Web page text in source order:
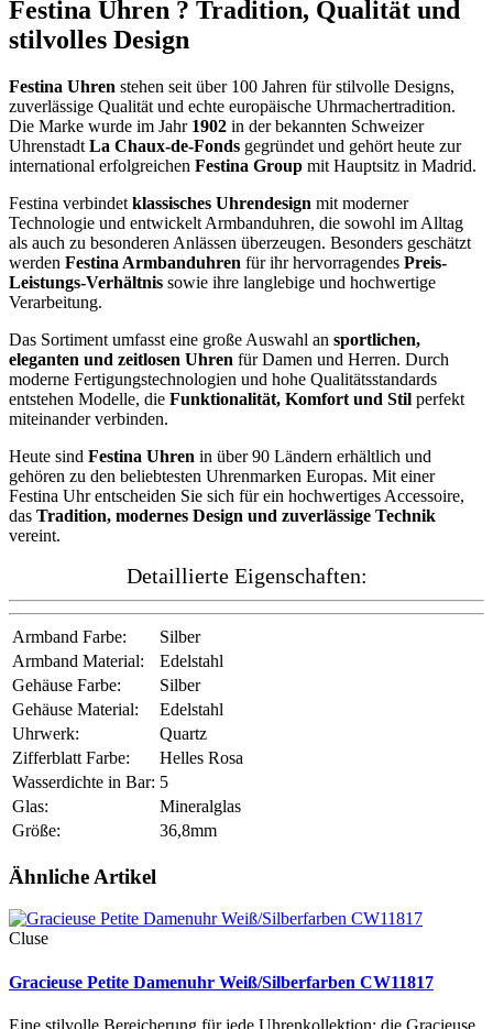
Festina Uhren ? Tradition, Qualität und
stilvolles Design
Festina Uhren stehen seit über 100 Jahren für stilvolle Designs,
zuverlässige Qualität und echte europäische Uhrmachertradition.
Die Marke wurde im Jahr 1902 in der bekannten Schweizer
Uhrenstadt La Chaux-de-Fonds gegründet und gehört heute zur
international erfolgreichen Festina Group mit Hauptsitz in Madrid.
Festina verbindet klassisches Uhrendesign mit moderner
Technologie und entwickelt Armbanduhren, die sowohl im Alltag
als auch zu besonderen Anlässen überzeugen. Besonders geschätzt
werden Festina Armbanduhren für ihr hervorragendes Preis-
Leistungs-Verhältnis sowie ihre langlebige und hochwertige
Verarbeitung.
Das Sortiment umfasst eine große Auswahl an sportlichen,
eleganten und zeitlosen Uhren für Damen und Herren. Durch
moderne Fertigungstechnologien und hohe Qualitätsstandards
entstehen Modelle, die Funktionalität, Komfort und Stil perfekt
miteinander verbinden.
Heute sind Festina Uhren in über 90 Ländern erhältlich und
gehören zu den beliebtesten Uhrenmarken Europas. Mit einer
Festina Uhr entscheiden Sie sich für ein hochwertiges Accessoire,
das Tradition, modernes Design und zuverlässige Technik
vereint.
Detaillierte Eigenschaften:
Armband Farbe:
Silber
Armband Material:
Edelstahl
Gehäuse Farbe:
Silber
Gehäuse Material:
Edelstahl
Uhrwerk:
Quartz
Zifferblatt Farbe:
Helles Rosa
Wasserdichte in Bar: 5
Glas:
Mineralglas
Größe:
36,8mm
Ähnliche Artikel
Cluse
Gracieuse Petite Damenuhr Weiß/Silberfarben CW11817
Eine stilvolle Bereicherung für jede Uhrenkollektion: die Gracieuse